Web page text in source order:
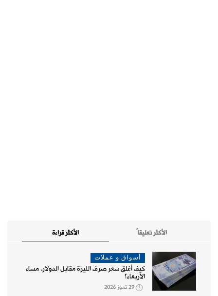
الأكثر قراءة الأكثر تعليقاً
أسواق و عملات
كيف أغلق سعر صرف الليرة مقابل الدولار، مساء
الأربعاء؟
29 تموز 2026